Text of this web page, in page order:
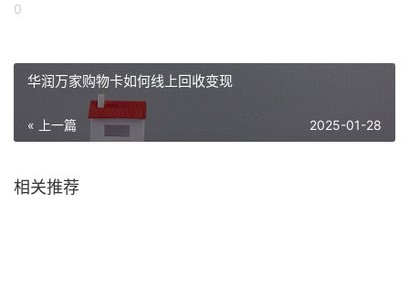
0
华润万家购物卡如何线上回收变现
« 上一篇 2025-01-28
相关推荐